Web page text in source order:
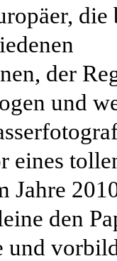
die
der
und
eines
Jahre
den
und